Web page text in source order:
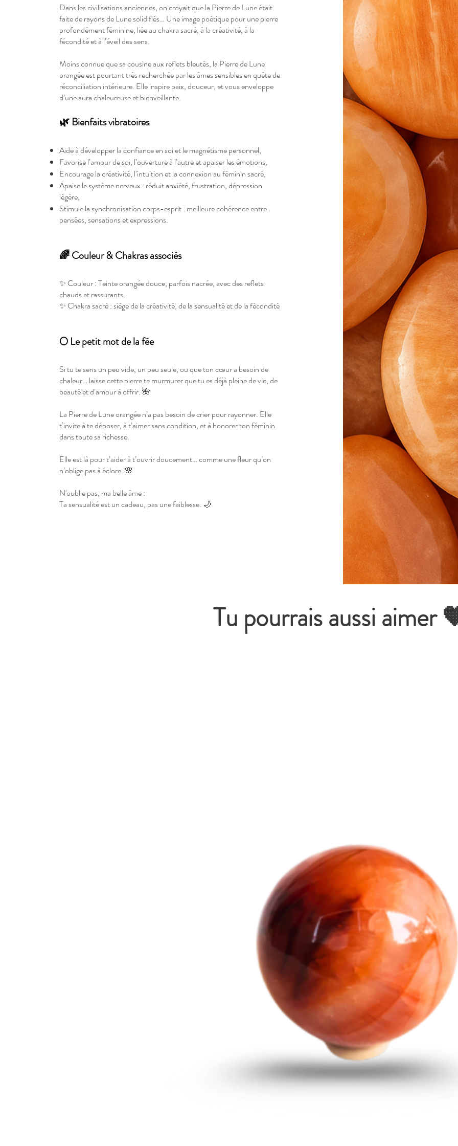
Dans les civilisations anciennes, on croyait que la Pierre de Lune était
faite de rayons de Lune solidifiés… Une image poétique pour une pierre
profondément féminine, liée au chakra sacré, à la créativité, à la
fécondité et à l’éveil des sens.
Moins connue que sa cousine aux reflets bleutés, la Pierre de Lune
orangée est pourtant très recherchée par les âmes sensibles en quête de
réconciliation intérieure. Elle inspire paix, douceur, et vous enveloppe
d’une aura chaleureuse et bienveillante.
🌿 Bienfaits vibratoires
Aide à développer la confiance en soi et le magnétisme personnel,
Favorise l’amour de soi, l’ouverture à l’autre et apaiser les émotions,
Encourage la créativité, l’intuition et la connexion au féminin sacré,
Apaise le système nerveux : réduit anxiété, frustration, dépression
légère,
Stimule la synchronisation corps-esprit : meilleure cohérence entre
pensées, sensations et expressions.
🌈 Couleur & Chakras associés
✨ Couleur : Teinte orangée douce, parfois nacrée, avec des reflets
chauds et rassurants.
✨ Chakra sacré : siège de la créativité, de la sensualité et de la fécondité
🌕 Le petit mot de la fée
Si tu te sens un peu vide, un peu seule, ou que ton cœur a besoin de
chaleur… laisse cette pierre te murmurer que tu es déjà pleine de vie, de
beauté et d’amour à offrir. 🌺
La Pierre de Lune orangée n’a pas besoin de crier pour rayonner. Elle
t’invite à te déposer, à t’aimer sans condition, et à honorer ton féminin
dans toute sa richesse.
Elle est là pour t’aider à t’ouvrir doucement… comme une fleur qu’on
n’oblige pas à éclore. 🌸
N'oublie pas, ma belle âme :
Ta sensualité est un cadeau, pas une faiblesse. 🌙
Tu pourrais aussi aimer